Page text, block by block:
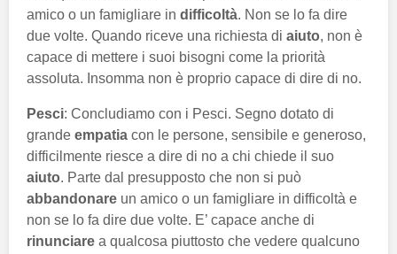
amico o un famigliare in difficoltà. Non se lo fa dire
due volte. Quando riceve una richiesta di aiuto, non è
capace di mettere i suoi bisogni come la priorità
assoluta. Insomma non è proprio capace di dire di no.
Pesci: Concludiamo con i Pesci. Segno dotato di
grande empatia con le persone, sensibile e generoso,
difficilmente riesce a dire di no a chi chiede il suo
aiuto. Parte dal presupposto che non si può
abbandonare un amico o un famigliare in difficoltà e
non se lo fa dire due volte. E’ capace anche di
rinunciare a qualcosa piuttosto che vedere qualcuno